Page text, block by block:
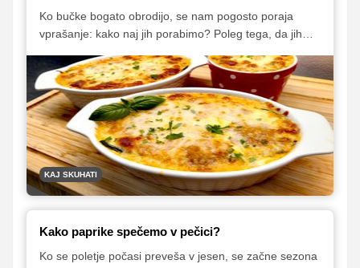
Ko bučke bogato obrodijo, se nam pogosto poraja
vprašanje: kako naj jih porabimo? Poleg tega, da jih
preproste zelenjavne polpete, jih lahko uporabimo tudi
za številne druge jedi. Nekaj okusnih predlogov vam
ponujamo na spodnjih povezavah.
KAJ SKUHATI
Kako paprike spečemo v pečici?
Ko se poletje počasi preveša v jesen, se začne sezona